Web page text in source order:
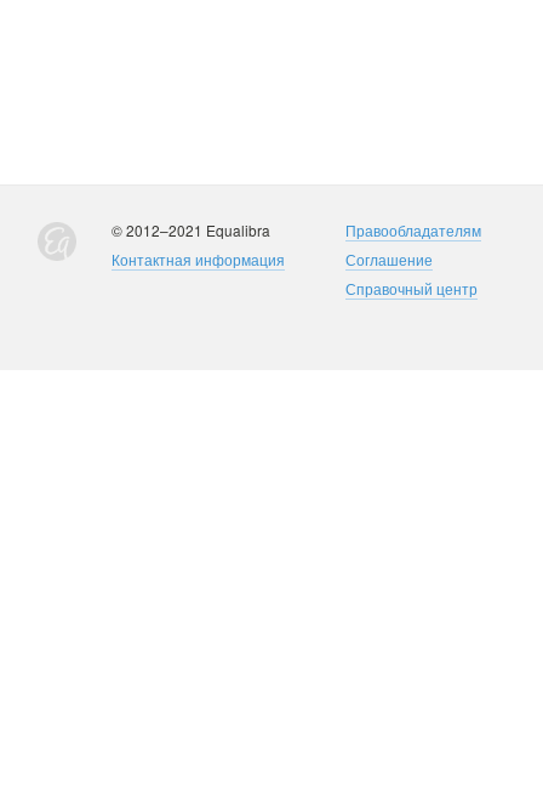
© 2012–2021 Equalibra
Контактная информация
Правообладателям
Соглашение
Справочный центр